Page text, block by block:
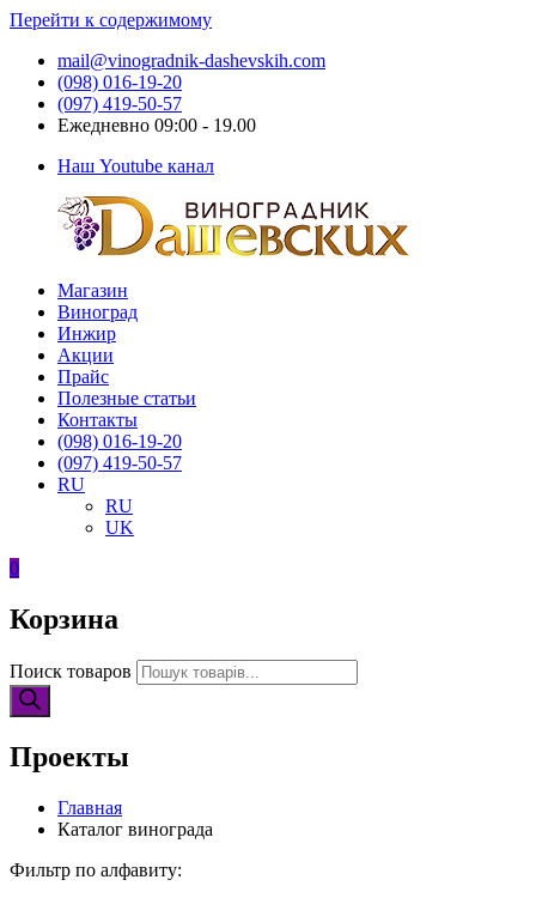
Перейти к содержимому
mail@vinogradnik-dashevskih.com
(098) 016-19-20
(097) 419-50-57
Ежедневно 09:00 - 19.00
Наш Youtube канал
Виноградник
Дашевских
Саженцы
черенки
винограда
Магазин
Виноград
Инжир
Акции
Прайс
Полезные статьи
Контакты
(098) 016-19-20
(097) 419-50-57
RU
RU
UK
0
Корзина
Поиск товаров
Проекты
Главная
Каталог винограда
Фильтр по алфавиту: